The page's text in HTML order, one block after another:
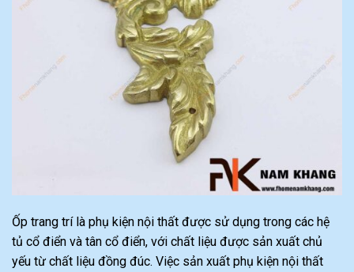
Ốp trang trí là phụ kiện nội thất được sử dụng trong các hệ
tủ cổ điển và tân cổ điển, với chất liệu được sản xuất chủ
yếu từ chất liệu đồng đúc. Việc sản xuất phụ kiện nội thất